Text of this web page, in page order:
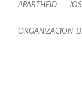
APARTHEID
ORGANIZACION-